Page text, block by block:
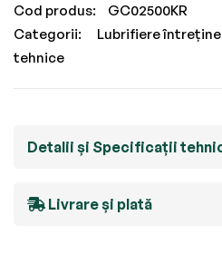
Cod produs
GC02500KR
Categorii:
Lubrifiere
tehnice
Detalii și Specificații
Livrare și plată